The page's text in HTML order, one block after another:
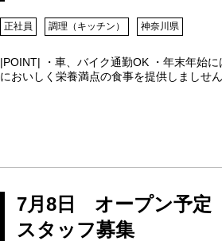
正社員 調理（キッチン） 神奈川県
|POINT| ・車、バイク通勤OK ・年末年始
においしく栄養満点の食事を提供しましせ
7月8日 オープン予定
スタッフ募集